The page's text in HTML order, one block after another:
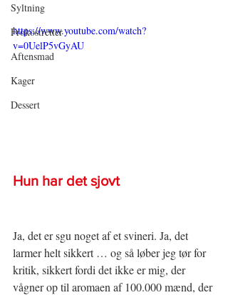
Syltning
Frokostretter
Aftensmad
Kager
Dessert
https://www.youtube.com/watch?
v=0UelP5vGyAU
Hun har det sjovt
Ja, det er sgu noget af et svineri. Ja, det
larmer helt sikkert … og så løber jeg tør for
kritik, sikkert fordi det ikke er mig, der
vågner op til aromaen af 100.000 mænd, der